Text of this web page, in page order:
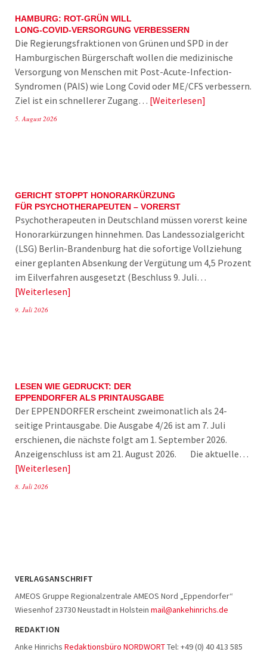
HAMBURG: ROT-GRÜN WILL
LONG-COVID-VERSORGUNG VERBESSERN
Die Regierungsfraktionen von Grünen und SPD in der
Hamburgischen Bürgerschaft wollen die medizinische
Versorgung von Menschen mit Post-Acute-Infection-
Syndromen (PAIS) wie Long Covid oder ME/CFS verbessern.
Ziel ist ein schnellerer Zugang… Weiterlesen
5. August 2026
GERICHT STOPPT HONORARKÜRZUNG
FÜR PSYCHOTHERAPEUTEN – VORERST
Psychotherapeuten in Deutschland müssen vorerst keine
Honorarkürzungen hinnehmen. Das Landessozialgericht
(LSG) Berlin-Brandenburg hat die sofortige Vollziehung
einer geplanten Absenkung der Vergütung um 4,5 Prozent
im Eilverfahren ausgesetzt (Beschluss 9. Juli…
Weiterlesen
9. Juli 2026
LESEN WIE GEDRUCKT: DER
EPPENDORFER ALS PRINTAUSGABE
Der EPPENDORFER erscheint zweimonatlich als 24-
seitige Printausgabe. Die Ausgabe 4/26 ist am 7. Juli
erschienen, die nächste folgt am 1. September 2026.
Anzeigenschluss ist am 21. August 2026. Die aktuelle…
Weiterlesen
8. Juli 2026
VERLAGSANSCHRIFT
AMEOS Gruppe Regionalzentrale AMEOS Nord „Eppendorfer“
Wiesenhof 23730 Neustadt in Holstein mail@ankehinrichs.de
REDAKTION
Anke Hinrichs Redaktionsbüro NORDWORTTel: +49 (0) 40 413 585